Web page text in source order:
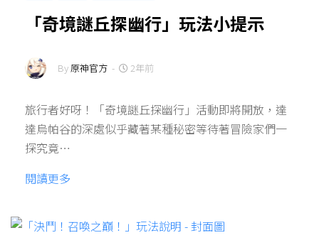
「奇境謎丘探幽行」玩法小提示
By 原神官方 - 2年前
旅行者好呀！「奇境謎丘探幽行」活動即將開放，達
達烏帕谷的深處似乎藏著某種秘密等待著冒險家們一
探究竟…
閱讀更多